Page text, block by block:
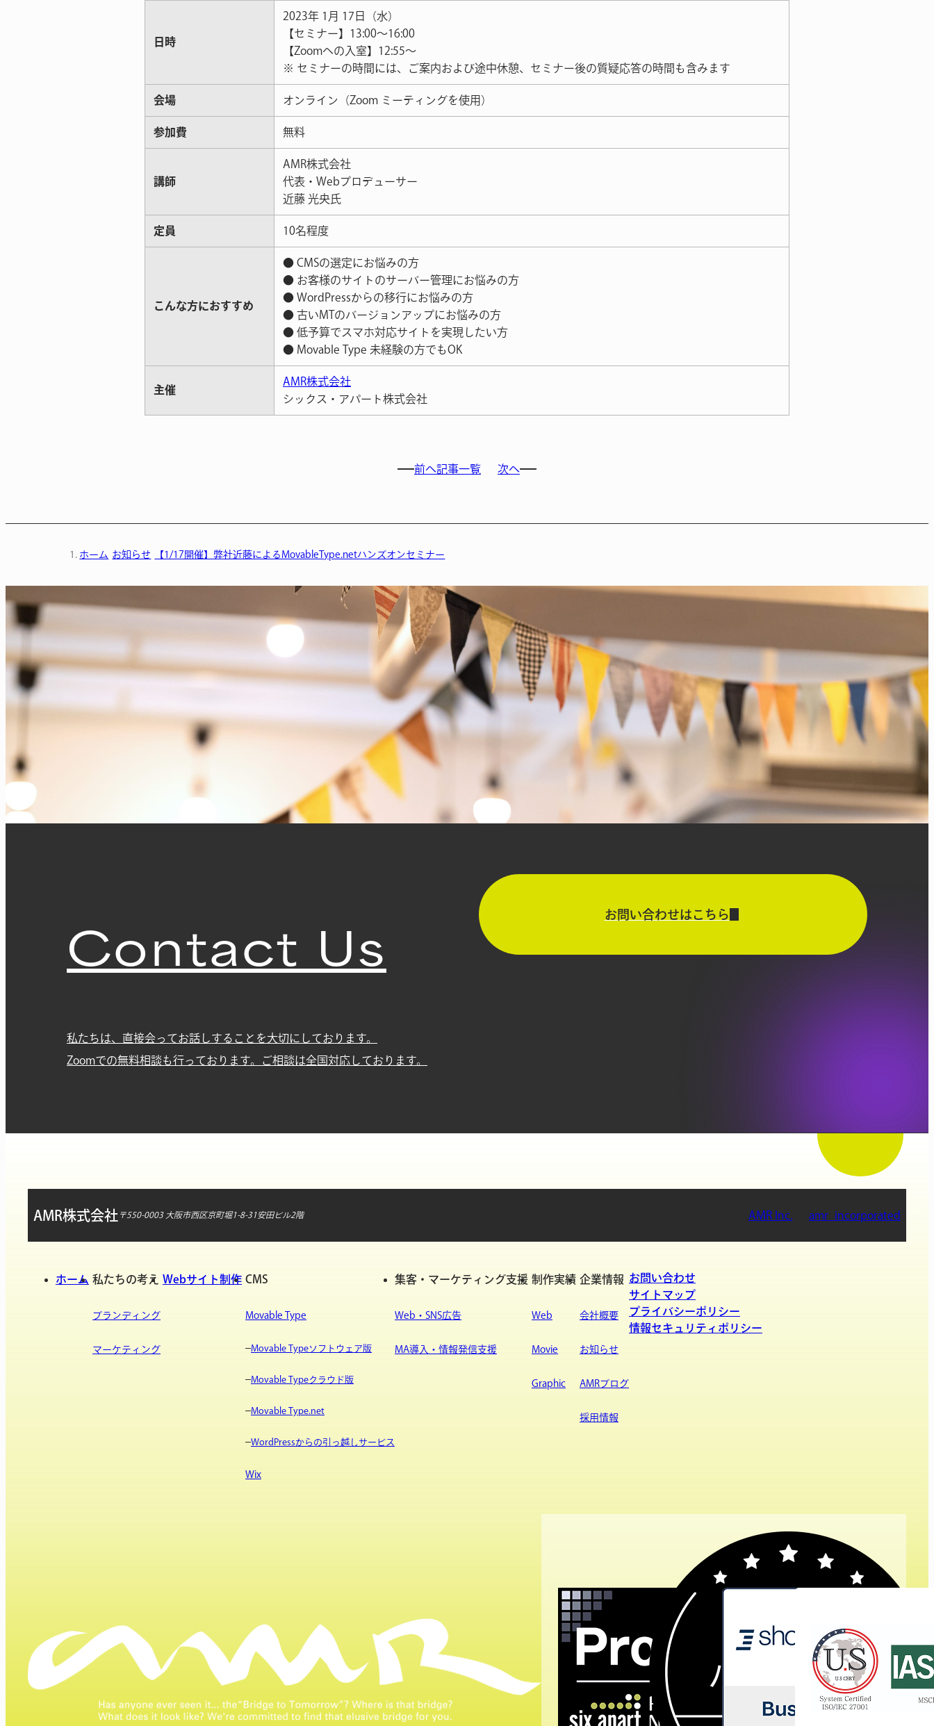
日時
2023年 1月 17日（水）
【セミナー】13:00～16:00
【Zoomへの入室】12:55〜
※ セミナーの時間には、ご案内および途中休憩、セミナー後の質疑応答の時間も含みます
会場 オンライン（Zoom ミーティングを使用）
参加費 無料
講師
AMR株式会社
代表・Webプロデューサー
近藤 光央氏
定員 10名程度
こんな方におすすめ
● CMSの選定にお悩みの方
● お客様のサイトのサーバー管理にお悩みの方
● WordPressからの移行にお悩みの方
● 古いMTのバージョンアップにお悩みの方
● 低予算でスマホ対応サイトを実現したい方
● Movable Type 未経験の方でもOK
主催
AMR株式会社
シックス・アパート株式会社
前へ記事一覧 次へ
ホーム お知らせ 【1/17開催】弊社近藤によるMovableType.netハンズオンセミナー
Contact Us
私たちは、直接会ってお話しすることを大切にしております。
Zoomでの無料相談も行っております。ご相談は全国対応しております。
お問い合わせはこちら
AMR株式会社 〒550-0003 大阪市西区京町堀1-8-31安田ビル2階 AMR Inc. amr_incorporated
ホーム 私たちの考え
ブランディング
マーケティング
Webサイト制作 CMS
Movable Type
Movable Typeソフトウェア版
Movable Typeクラウド版
Movable Type.net
WordPressからの引っ越しサービス
Wix
集客・マーケティング支援
Web・SNS広告
MA導入・情報発信支援
制作実績
Web
Movie
Graphic
企業情報
会社概要
お知らせ
AMRブログ
採用情報
お問い合わせ
サイトマップ
プライバシーポリシー
情報セキュリティポリシー